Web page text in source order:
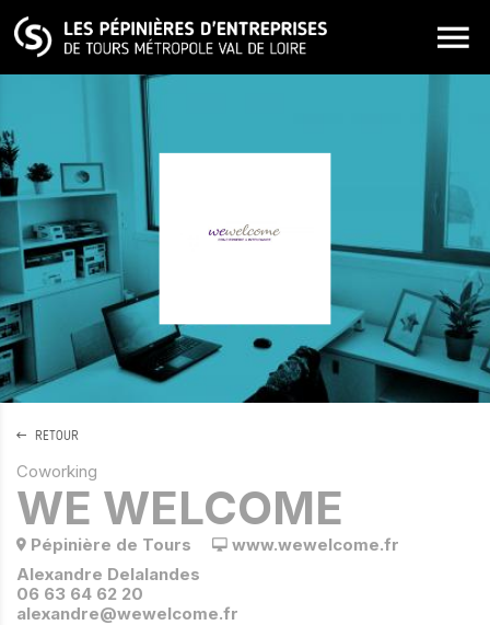
ALLER AU CONTENU PRINCIPAL
RETOUR
Coworking
WE WELCOME
Pépinière de Tours
www.wewelcome.fr
Alexandre Delalandes
06 63 64 62 20
alexandre@wewelcome.fr